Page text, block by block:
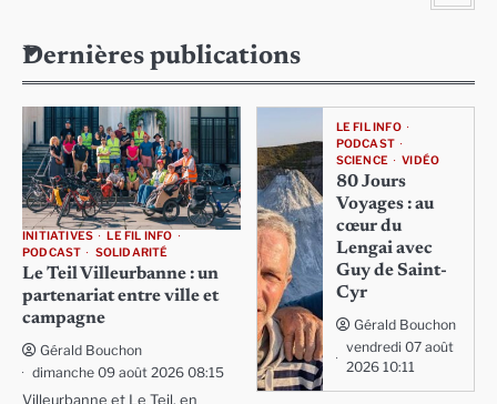
Dernières publications
INITIATIVES
LE FIL INFO
PODCAST
SOLIDARITÉ
Le Teil Villeurbanne : un
partenariat entre ville et
campagne
Gérald Bouchon
dimanche 09 août 2026 08:15
Villeurbanne et Le Teil, en
LE FIL INFO
PODCAST
SCIENCE
VIDÉO
80 Jours
Voyages : au
cœur du
Lengai avec
Guy de Saint-
Cyr
Gérald Bouchon
vendredi 07 août
2026 10:11